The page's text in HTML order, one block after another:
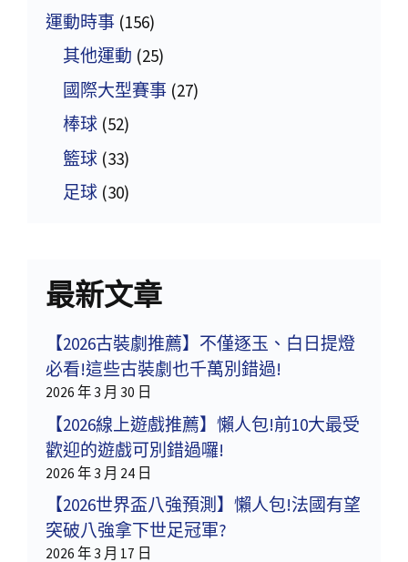
運動時事 (156)
其他運動 (25)
國際大型賽事 (27)
棒球 (52)
籃球 (33)
足球 (30)
最新文章
【2026古裝劇推薦】不僅逐玉、白日提燈
必看!這些古裝劇也千萬別錯過!
2026 年 3 月 30 日
【2026線上遊戲推薦】懶人包!前10大最受
歡迎的遊戲可別錯過囉!
2026 年 3 月 24 日
【2026世界盃八強預測】懶人包!法國有望
突破八強拿下世足冠軍?
2026 年 3 月 17 日